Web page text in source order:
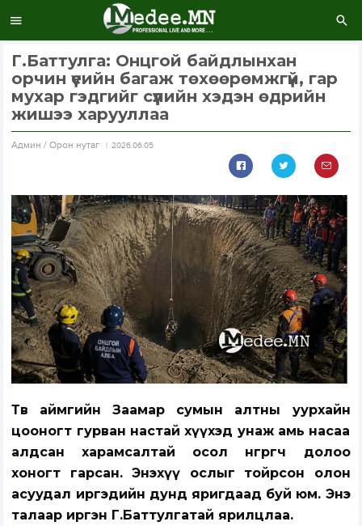
Г.Баттулга: Онцгой байдлынхан
орчин үеийн багаж төхөөрөмжгүй, гар
мухар гэдгийг сүүлийн хэдэн өдрийн
жишээ харууллаа
Aдмин / Орон нутаг 2026.06.05
Төв аймгийн Заамар сумын алтны уурхайн
цооногт гурван настай хүүхэд унаж амь насаа
алдсан харамсалтай осол өнгөрөгч долоо
хоногт гарсан. Энэхүү ослыг тойрсон олон
асуудал иргэдийн дунд яригдаад буй юм. Энэ
талаар иргэн Г.Баттулгатай ярилцлаа.